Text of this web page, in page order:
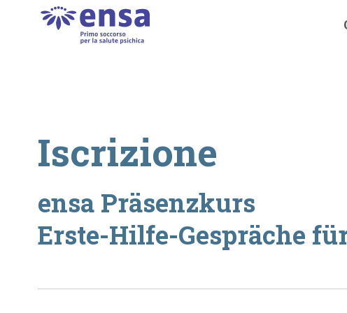
Iscrizione
ensa Präsenzkurs
Erste-Hilfe-Gespräche